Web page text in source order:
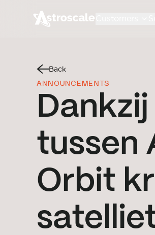
Back
ANNOUNCEMENTS
tussen
Orbit